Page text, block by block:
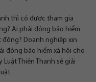
thì có được tham gia
Ai phải đóng bảo hiểm
Doanh nghiệp xin
đóng bảo hiểm xã hội cho
Thiên Thanh sẽ giải